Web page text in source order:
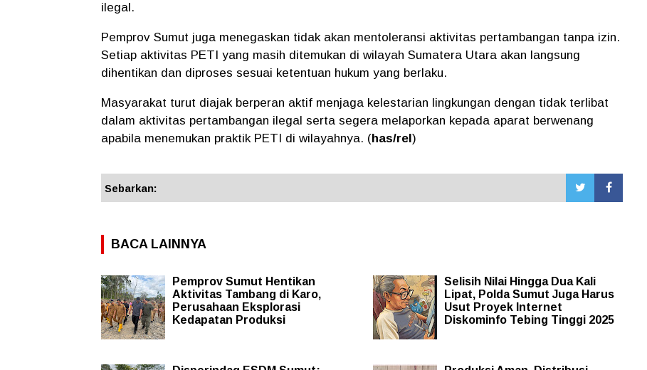
ilegal.
Pemprov Sumut juga menegaskan tidak akan mentoleransi aktivitas pertambangan tanpa izin.
Setiap aktivitas PETI yang masih ditemukan di wilayah Sumatera Utara akan langsung
dihentikan dan diproses sesuai ketentuan hukum yang berlaku.
Masyarakat turut diajak berperan aktif menjaga kelestarian lingkungan dengan tidak terlibat
dalam aktivitas pertambangan ilegal serta segera melaporkan kepada aparat berwenang
apabila menemukan praktik PETI di wilayahnya. (has/rel )
Sebarkan:
BACA LAINNYA
Pemprov Sumut Hentikan
Aktivitas Tambang di Karo,
Perusahaan Eksplorasi
Kedapatan Produksi
Selisih Nilai Hingga Dua Kali
Lipat, Polda Sumut Juga Harus
Usut Proyek Internet
Diskominfo Tebing Tinggi 2025